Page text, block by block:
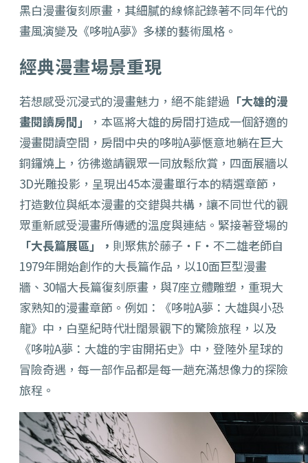
黑白漫畫復刻原畫， 其細膩的線條記錄著不同年代的
畫風演變及《哆啦A夢》 多樣的藝術風格。
經典漫畫場景重現
若想感受沉浸式的漫畫魅力，絕不能錯過 「大雄的漫
畫閱讀房間」
， 本區將大雄的房間打造成一個舒適的
漫畫閱讀空間，房間中央的哆啦A夢愜意地躺在巨大
銅鑼燒上，彷彿邀請觀眾一同放鬆欣賞， 四面展牆以
3D光雕投影，呈現出45本漫畫單行本的精選章節，
打造數位與紙本漫畫的交錯與共構， 讓不同世代的觀
眾重新感受漫畫所傳遞的溫度與連結。緊接著登場的
「大長篇展區」， 則聚焦於藤子・ F ・不二雄老師自
1979年開始創作的大長篇作品，以10面巨型漫畫
牆、 30幅大長篇復刻原畫， 與7座立體雕塑，重現大
家熟知的漫畫章節。例如：《哆啦A夢： 大雄與小恐
龍》中，白堊紀時代壯闊景觀下的驚險旅程，以及
《哆啦A夢：大雄的宇宙開拓史》中，登陸外星球的
冒險奇遇， 每一部作品都是每一趟充滿想像力的探險
旅程。